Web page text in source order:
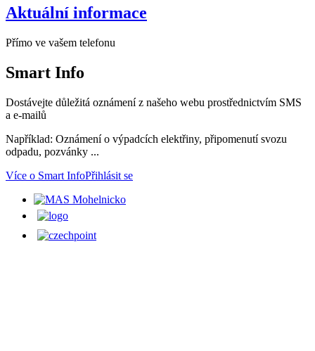
Aktuální informace
Přímo ve vašem telefonu
Smart Info
Dostávejte důležitá oznámení z našeho webu prostřednictvím SMS
a e-mailů
Například: Oznámení o výpadcích elektřiny, připomenutí svozu
odpadu, pozvánky ...
Více o Smart InfoPřihlásit se